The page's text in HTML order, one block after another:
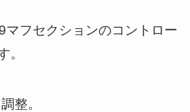
マフセクションのコントロー
。
整。